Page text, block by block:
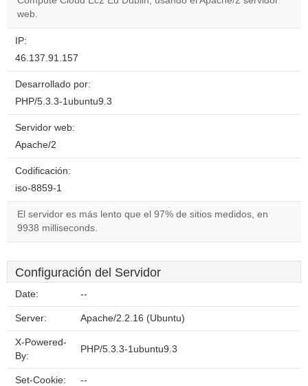
web.
IP:
46.137.91.157
Desarrollado por:
PHP/5.3.3-1ubuntu9.3
Servidor web:
Apache/2
Codificación:
iso-8859-1
El servidor es más lento que el 97% de sitios medidos, en
9938 milliseconds.
Configuración del Servidor
Date: --
Server: Apache/2.2.16 (Ubuntu)
X-Powered-
By:
PHP/5.3.3-1ubuntu9.3
Set-Cookie: --